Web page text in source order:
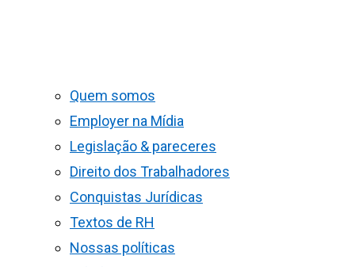
Quem somos
Employer na Mídia
Legislação & pareceres
Direito dos Trabalhadores
Conquistas Jurídicas
Textos de RH
Nossas políticas